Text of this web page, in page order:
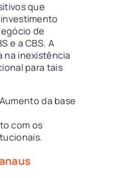
que
de
e a CBS. A
na inexistência
para tais
da base
com os